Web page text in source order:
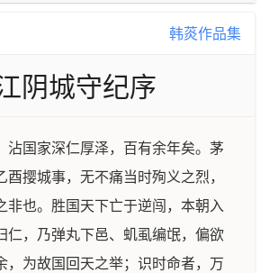
韩菼作品集
阴城守纪序
沾国家深仁厚泽，百有余年矣。茅
酉撄城事，无不痛当时殉义之烈，
非也。胜国天下亡于逆闯，本朝入
仁，乃弹丸下邑、虮虱编氓，偏欲
，为故国回天之举；识时命者，万